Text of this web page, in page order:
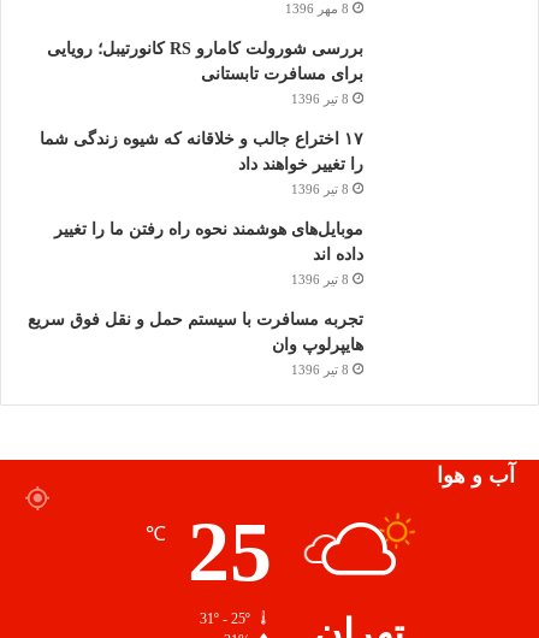
8 مهر 1396
بررسی شورولت کامارو RS کانورتیبل؛ رویایی
برای مسافرت تابستانی
8 تیر 1396
۱۷ اختراع جالب و خلاقانه که شیوه زندگی شما
را تغییر خواهند داد
8 تیر 1396
موبایل‌های هوشمند نحوه راه رفتن ما را تغییر
داده اند
8 تیر 1396
تجربه مسافرت با سیستم حمل و نقل فوق سریع
هایپرلوپ وان
8 تیر 1396
آب و هوا
25
℃